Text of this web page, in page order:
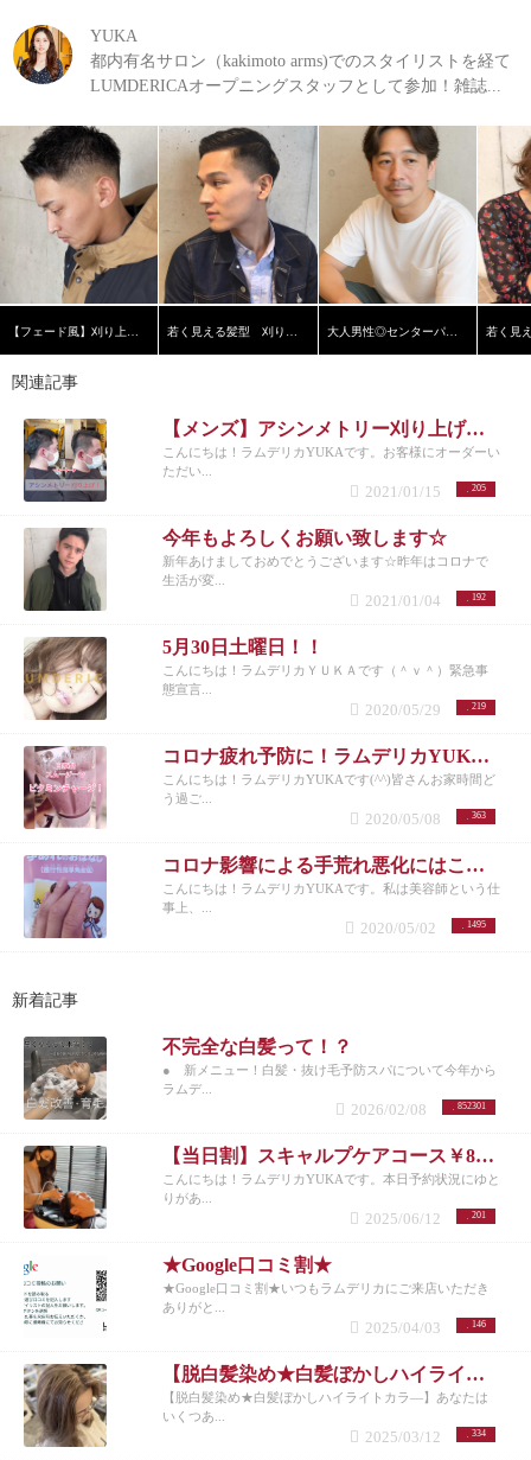
YUKA
都内有名サロン（kakimoto arms)でのスタイリストを経て
LUMDERICAオープニングスタッフとして参加！雑誌...
大人男性◎センターパート
関連記事
【メンズ】アシンメトリー刈り上げツーブロヘア
こんにちは！ラムデリカYUKAです。お客様にオーダーい
ただい...
205
2021/01/15
今年もよろしくお願い致します☆
新年あけましておめでとうございます☆昨年はコロナで
生活が変...
192
2021/01/04
5月30日土曜日！！
こんにちは！ラムデリカＹＵＫＡです（＾ｖ＾）緊急事
態宣言...
219
2020/05/29
コロナ疲れ予防に！ラムデリカYUKAおすすめ自家製スムージー♡
こんにちは！ラムデリカYUKAです(^^)皆さんお家時間ど
う過ご...
363
2020/05/08
コロナ影響による手荒れ悪化にはこれがオススメ！
こんにちは！ラムデリカYUKAです。私は美容師という仕
事上、...
1495
2020/05/02
新着記事
不完全な白髪って！？
● 新メニュー！白髪・抜け毛予防スパについて今年から
ラムデ...
852301
2026/02/08
【当日割】スキャルプケアコース￥8200
こんにちは！ラムデリカYUKAです。本日予約状況にゆと
りがあ...
201
2025/06/12
★Google口コミ割★
★Google口コミ割★いつもラムデリカにご来店いただき
ありがと...
146
2025/04/03
【脱白髪染め★白髪ぼかしハイライトカラ―】
【脱白髪染め★白髪ぼかしハイライトカラ―】あなたは
いくつあ...
334
2025/03/12